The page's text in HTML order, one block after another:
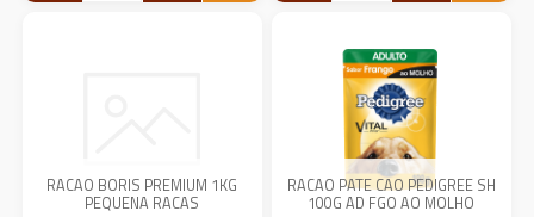
RACAO BORIS PREMIUM 1KG
PEQUENA RACAS
RACAO PATE CAO PEDIGREE SH
100G AD FGO AO MOLHO